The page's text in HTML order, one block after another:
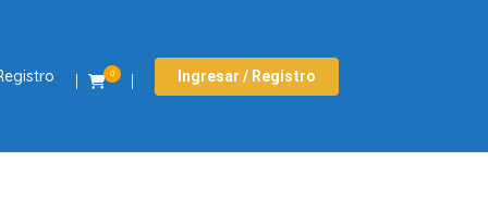
0 Ingresar / Registro